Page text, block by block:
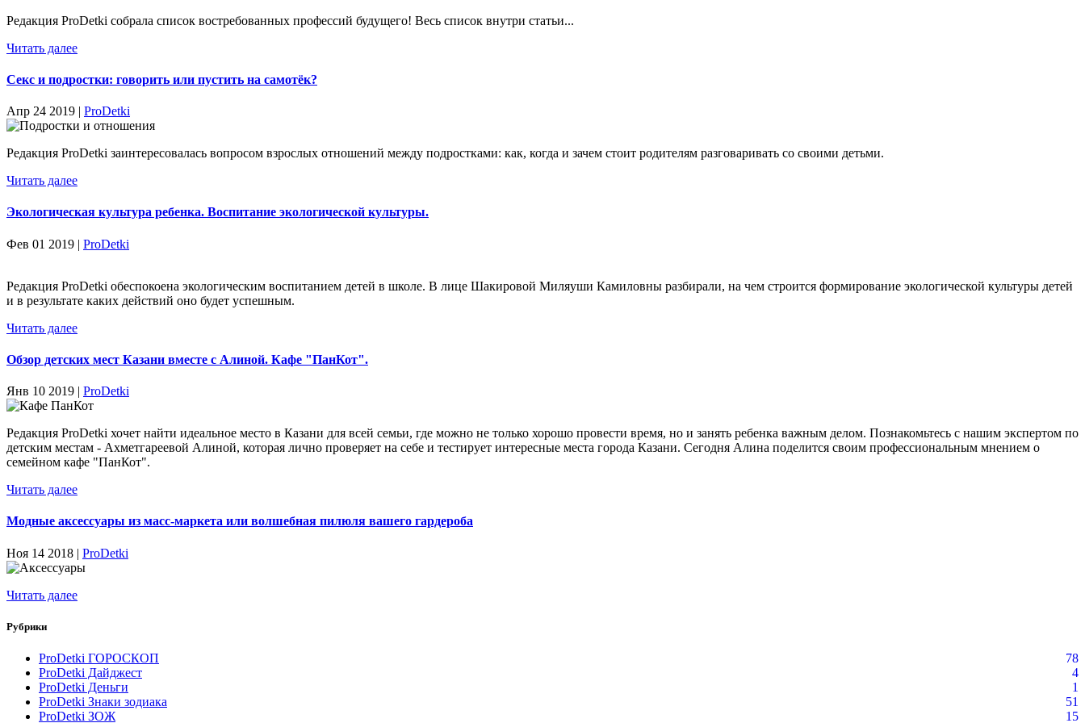
Редакция ProDetki собрала список востребованных профессий будущего! Весь список внутри статьи...
Читать далее
Секс и подростки: говорить или пустить на самотёк?
Апр 24 2019 | ProDetki
Редакция ProDetki заинтересовалась вопросом взрослых отношений между подростками: как, когда и зачем стоит родителям разговаривать со своими детьми.
Читать далее
Экологическая культура ребенка. Воспитание экологической культуры.
Фев 01 2019 | ProDetki
Редакция ProDetki обеспокоена экологическим воспитанием детей в школе. В лице Шакировой Миляуши Камиловны разбирали, на чем строится формирование экологической культуры детей
и в результате каких действий оно будет успешным.
Читать далее
Обзор детских мест Казани вместе с Алиной. Кафе "ПанКот".
Янв 10 2019 | ProDetki
Редакция ProDetki хочет найти идеальное место в Казани для всей семьи, где можно не только хорошо провести время, но и занять ребенка важным делом. Познакомьтесь с нашим экспертом по
детским местам - Ахметгареевой Алиной, которая лично проверяет на себе и тестирует интересные места города Казани. Сегодня Алина поделится своим профессиональным мнением о
семейном кафе "ПанКот".
Читать далее
Модные аксессуары из масс-маркета или волшебная пилюля вашего гардероба
Ноя 14 2018 | ProDetki
Читать далее
Рубрики
ProDetki ГОРОСКОП
78
ProDetki Дайджест
4
ProDetki Деньги
1
ProDetki Знаки зодиака
51
ProDetki ЗОЖ
15